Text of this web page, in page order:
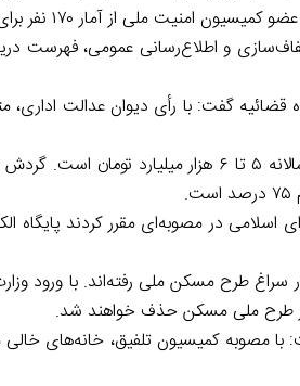
۱۷۰ نفر برای کشته‌شدگان حوادث آبان ماه خبر داد.
و اطلاع‌رسانی عمومی، فهرست
قوه قضائیه گفت: با رأی دیوان عدالت
اسلامی در مصوبه‌ای مقرر کردند پایگاه
طرح مسکن ملی رفته‌اند. با ورود
از طرح ملی مسکن حذف خواهند شد.
کمیسیون تلفیق بودجه سال ۹۹ گفت: با مصوبه